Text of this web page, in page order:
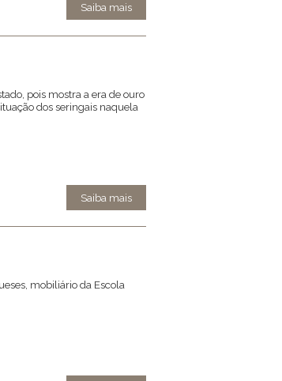
Saiba mais
pois mostra a era de ouro
dos seringais naquela
Saiba mais
mobiliário da Escola